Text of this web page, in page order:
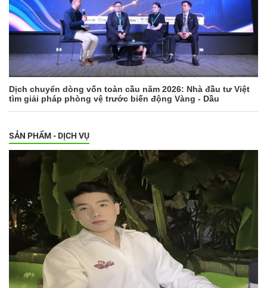
Dịch chuyển dòng vốn toàn cầu năm 2026: Nhà đầu tư Việt
tìm giải pháp phòng vệ trước biến động Vàng - Dầu
SẢN PHẨM - DỊCH VỤ